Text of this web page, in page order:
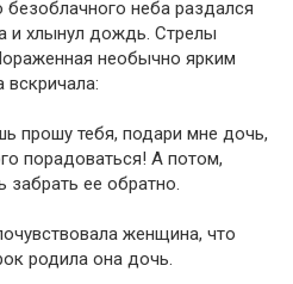
безоблачного неба раздался
и хлынул дождь. Стрелы
необычно ярким
прошу тебя, подари мне дочь,
порадоваться! А потом,
ее обратно.
женщина, что
родила она дочь.